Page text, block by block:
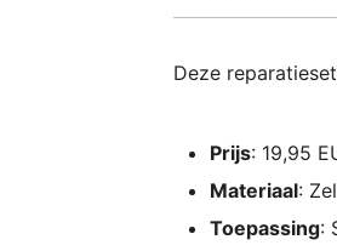
Deze
Prijs: 19,95
Materiaal:
Toepassing: